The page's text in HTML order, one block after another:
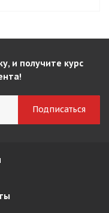
и получите курс